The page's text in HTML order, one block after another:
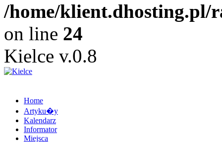
/home/klient.dhosting.pl/
on line 24
Kielce v.0.8
Home
Artyku�y
Kalendarz
Informator
Miejsca